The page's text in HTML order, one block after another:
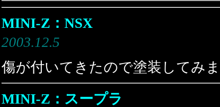
MINI-Z：NSX
2003.12.5
傷が付いてきたので塗装してみ
MINI-Z：スープラ